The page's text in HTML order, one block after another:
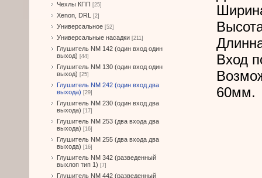
Чехлы КПП [25]
Xenon, DRL [2]
Универсальное [52]
Универсальные насадки [211]
Глушитель NM 142 (один вход один
выход) [44]
Глушитель NM 130 (один вход один
выход) [25]
Глушитель NM 242 (один вход два
выхода) [29]
Глушитель NM 230 (один вход два
выхода) [17]
Глушитель NM 253 (два входа два
выхода) [16]
Глушитель NM 255 (два входа два
выхода) [16]
Глушитель NM 342 (разведенный
выхлоп тип 1) [7]
Глушитель NM 442 (разведенный
Вход
60мм.